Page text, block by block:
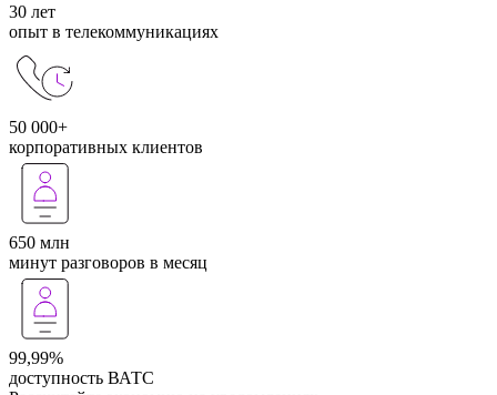
30 лет
опыт в телекоммуникациях
50 000+
корпоративных клиентов
650 млн
минут разговоров в месяц
99,99%
доступность ВАТС